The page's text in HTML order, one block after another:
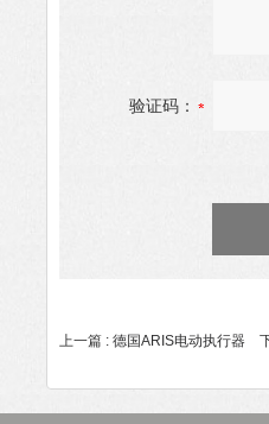
验证码：
上一篇 : 德国ARIS电动执行器